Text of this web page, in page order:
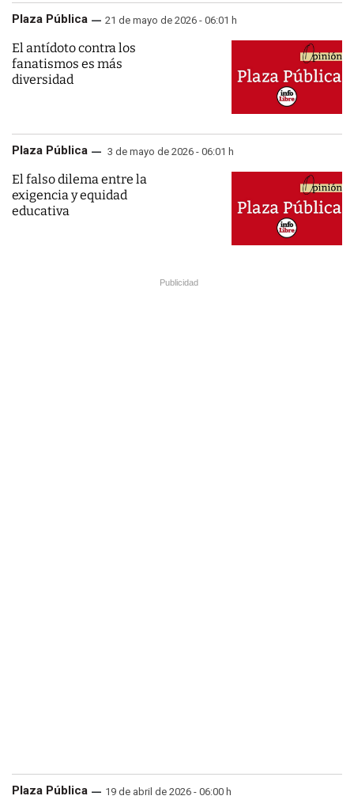
Plaza Pública 21 de mayo de 2026 - 06:01 h
El antídoto contra los
fanatismos es más
diversidad
Plaza Pública 3 de mayo de 2026 - 06:01 h
El falso dilema entre la
exigencia y equidad
educativa
Publicidad
Plaza Pública 19 de abril de 2026 - 06:00 h